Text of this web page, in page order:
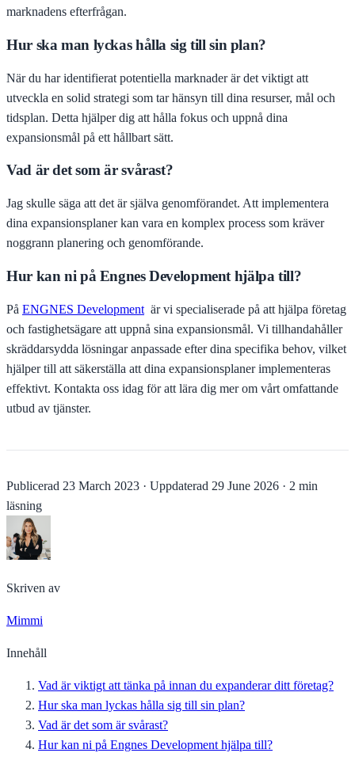
marknadens efterfrågan.
Hur ska man lyckas hålla sig till sin plan?
När du har identifierat potentiella marknader är det viktigt att
utveckla en solid strategi som tar hänsyn till dina resurser, mål och
tidsplan. Detta hjälper dig att hålla fokus och uppnå dina
expansionsmål på ett hållbart sätt.
Vad är det som är svårast?
Jag skulle säga att det är själva genomförandet. Att implementera
dina expansionsplaner kan vara en komplex process som kräver
noggrann planering och genomförande.
Hur kan ni på Engnes Development hjälpa till?
På ENGNES Development är vi specialiserade på att hjälpa företag
och fastighetsägare att uppnå sina expansionsmål. Vi tillhandahåller
skräddarsydda lösningar anpassade efter dina specifika behov, vilket
hjälper till att säkerställa att dina expansionsplaner implementeras
effektivt. Kontakta oss idag för att lära dig mer om vårt omfattande
utbud av tjänster.
Publicerad 23 March 2023 · Uppdaterad 29 June 2026 · 2 min
läsning
Skriven av
Mimmi
Innehåll
Vad är viktigt att tänka på innan du expanderar ditt företag?
Hur ska man lyckas hålla sig till sin plan?
Vad är det som är svårast?
Hur kan ni på Engnes Development hjälpa till?